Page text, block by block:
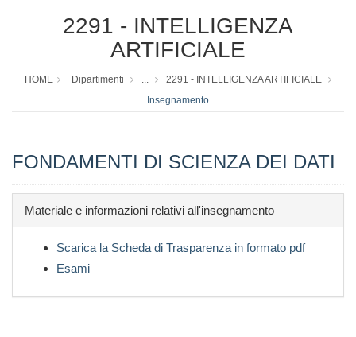
2291 - INTELLIGENZA
ARTIFICIALE
HOME Dipartimenti ...
2291 - INTELLIGENZA ARTIFICIALE
Insegnamento
FONDAMENTI DI SCIENZA DEI DATI
Materiale e informazioni relativi all'insegnamento
Scarica la Scheda di Trasparenza in formato pdf
Esami